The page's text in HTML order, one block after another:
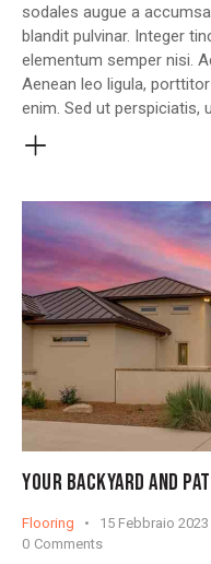
sodales augue a
blandit pulvinar. Integer
elementum semper nisi.
Aenean leo ligula,
enim. Sed ut perspiciatis,
YOUR BACKYARD AND
Flooring 15 Febbraio 2023
0 Comments